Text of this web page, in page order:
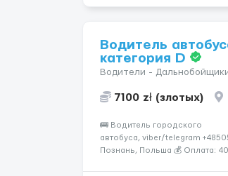
Водитель
категория D
Водители -
7100 zł (злотых)
🚌 Водитель городского
автобуса, viber/telegram
Познань, Польша 💰 Оплата: 40